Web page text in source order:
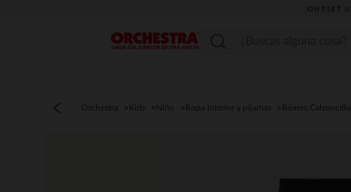
OUTLET //
Menú
Orchestra Kids Niño Ropa interior y pijamas